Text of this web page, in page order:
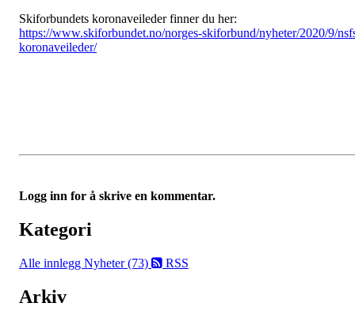
Skiforbundets koronaveileder finner du her:
https://www.skiforbundet.no/norges-skiforbund/nyheter/2020/9/
koronaveileder/
Logg inn for å skrive en kommentar.
Kategori
Alle innlegg Nyheter (73) RSS
Arkiv